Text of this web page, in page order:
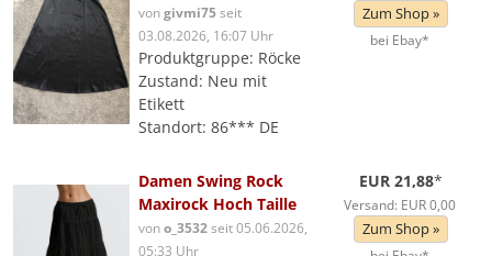
vongivmi75seit
03.08.2026, 16:07 Uhr
Produktgruppe: Röcke
Zustand: Neu mit
Etikett
Standort: 86*** DE
Zum Shop »
bei Ebay*
Damen Swing Rock
Maxirock Hoch Taille
vono_3532seit 05.06.2026,
05:33 Uhr
EUR 21,88*
Versand: EUR 0,00
Zum Shop »